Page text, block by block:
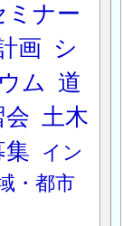
ミナー
画
シ
ム 道
会 土木
集
イン
・都市